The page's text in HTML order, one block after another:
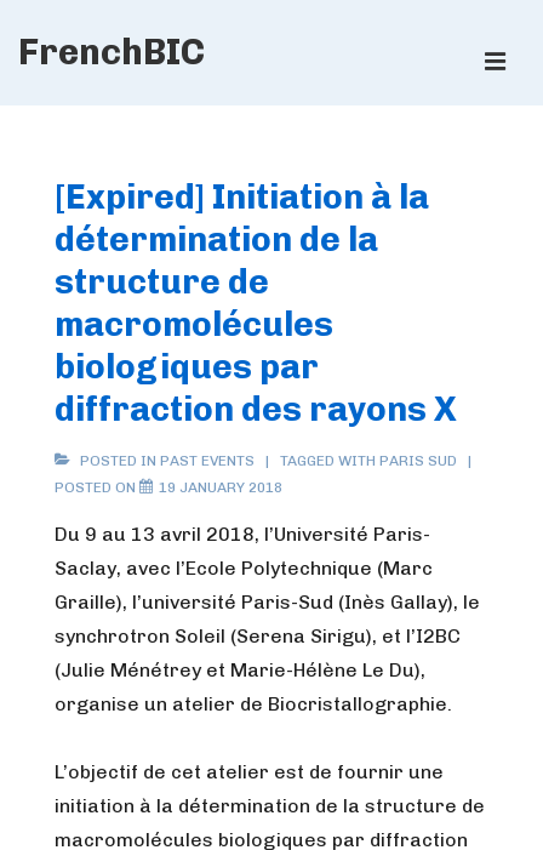
SkipFrenchBIC
[Expired] Initiation à la
détermination de la
structure de
macromolécules
biologiques par
diffraction des rayons X
POSTED IN PAST EVENTS TAGGED WITH PARIS SUD
POSTED ON
19 JANUARY 2018
Du 9 au 13 avril 2018, l’Université Paris-
Saclay, avec l’Ecole Polytechnique (Marc
Graille), l’université Paris-Sud (Inès Gallay), le
synchrotron Soleil (Serena Sirigu), et l’I2BC
(Julie Ménétrey et Marie-Hélène Le Du),
organise un atelier de Biocristallographie.
L’objectif de cet atelier est de fournir une
initiation à la détermination de la structure de
macromolécules biologiques par diffraction